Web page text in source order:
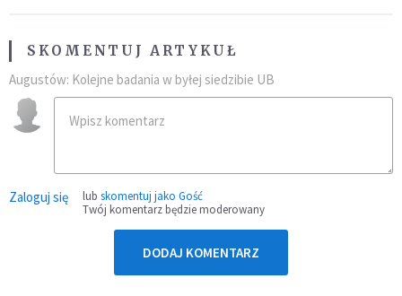
SKOMENTUJ ARTYKUŁ
Augustów: Kolejne badania w byłej siedzibie UB
Zaloguj się lub skomentuj jako Gość
Twój komentarz będzie moderowany
DODAJ KOMENTARZ